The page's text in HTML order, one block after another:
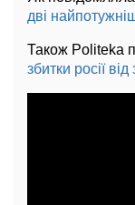
дві
Також Politeka
збитки росії